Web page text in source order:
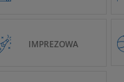
IMPREZOWA